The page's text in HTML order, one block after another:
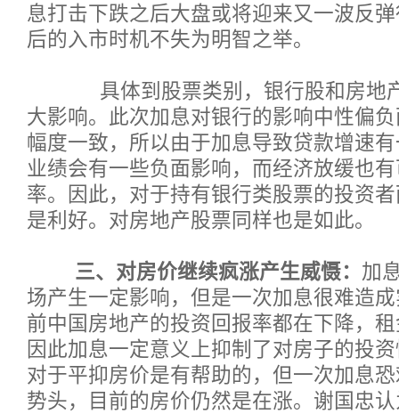
息打击下跌之后大盘或将迎来又一波反
后的入市时机不失为明智之举。
具体到股票类别，银行股和房地
大影响。此次加息对银行的影响中性偏
幅度一致，所以由于加息导致贷款增速
业绩会有一些负面影响，而经济放缓也
率。因此，对于持有银行类股票的投资
是利好。对房地产股票同样也是如此。
三、对房价继续疯涨产生威慑： 加
场产生一定影响，但是一次加息很难造
前中国房地产的投资回报率都在下降，
因此加息一定意义上抑制了对房子的投
对于平抑房价是有帮助的，但一次加息
势头，目前的房价仍然是在涨。谢国忠